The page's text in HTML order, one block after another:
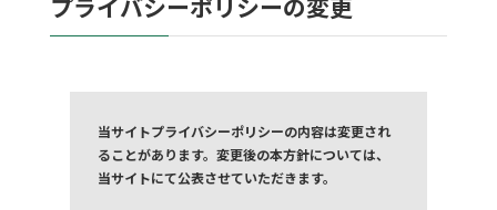
プライバシーポリシーの変更
当サイトプライバシーポリシーの内容は変更され
ることがあります。変更後の本方針については、
当サイトにて公表させていただきます。